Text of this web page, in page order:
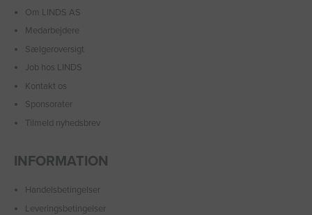
Om LINDS AS
Medarbejdere
Sælgeroversigt
Job hos LINDS
Kontakt os
Sponsorater
Tilmeld nyhedsbrev
INFORMATION
Handelsbetingelser
Leveringsbetingelser